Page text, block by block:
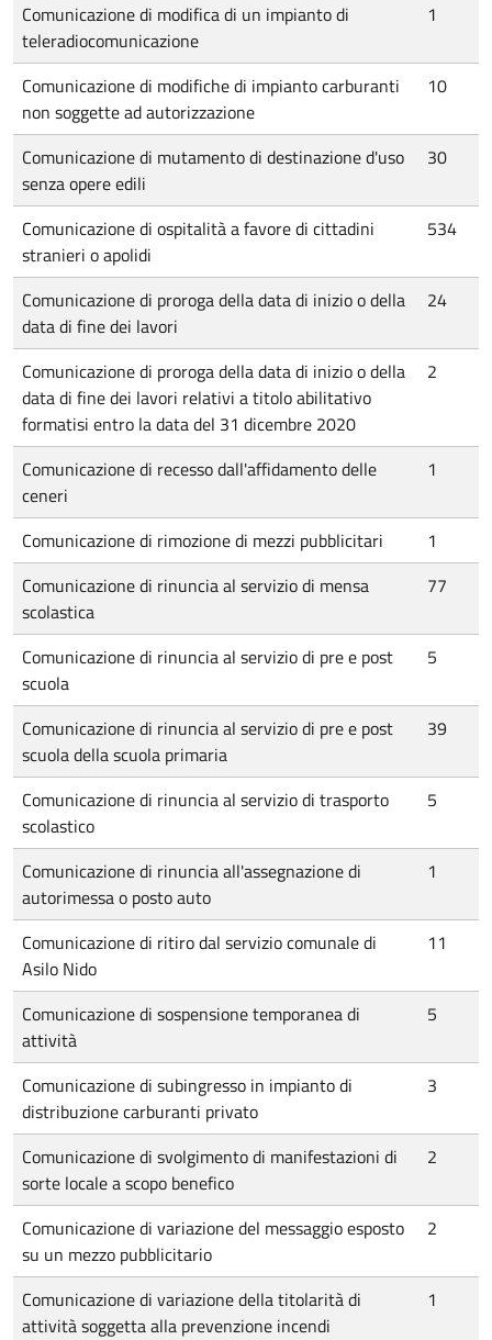
Comunicazione di modifica di un impianto di
teleradiocomunicazione
1
Comunicazione di modifiche di impianto carburanti
non soggette ad autorizzazione
10
Comunicazione di mutamento di destinazione d'uso
senza opere edili
30
Comunicazione di ospitalità a favore di cittadini
stranieri o apolidi
534
Comunicazione di proroga della data di inizio o della
data di fine dei lavori
24
Comunicazione di proroga della data di inizio o della
data di fine dei lavori relativi a titolo abilitativo
formatisi entro la data del 31 dicembre 2020
2
Comunicazione di recesso dall'affidamento delle
ceneri
1
Comunicazione di rimozione di mezzi pubblicitari
1
Comunicazione di rinuncia al servizio di mensa
scolastica
77
Comunicazione di rinuncia al servizio di pre e post
scuola
5
Comunicazione di rinuncia al servizio di pre e post
scuola della scuola primaria
39
Comunicazione di rinuncia al servizio di trasporto
scolastico
5
Comunicazione di rinuncia all'assegnazione di
autorimessa o posto auto
1
Comunicazione di ritiro dal servizio comunale di
Asilo Nido
11
Comunicazione di sospensione temporanea di
attività
5
Comunicazione di subingresso in impianto di
distribuzione carburanti privato
3
Comunicazione di svolgimento di manifestazioni di
sorte locale a scopo benefico
2
Comunicazione di variazione del messaggio esposto
su un mezzo pubblicitario
2
Comunicazione di variazione della titolarità di
attività soggetta alla prevenzione incendi
1